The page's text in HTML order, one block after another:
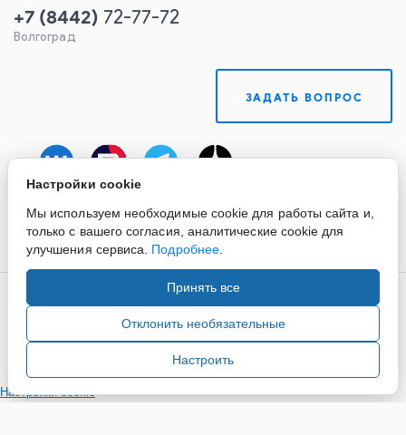
+7 (8442) 72-77-72
Волгоград
ЗАДАТЬ ВОПРОС
информации и материалов сайта, ссылка на источник
обязательна.
Настройки cookie
Настройки cookie
Мы используем необходимые cookie для работы сайта и,
только с вашего согласия, аналитические cookie для
улучшения сервиса. Подробнее.
Принять все
Отклонить необязательные
Настроить